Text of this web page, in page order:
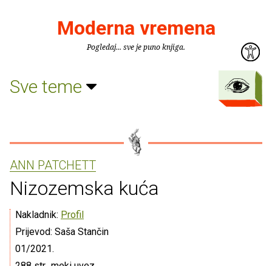
Moderna vremena
Pogledaj... sve je puno knjiga.
Sve teme
ANN PATCHETT
Nizozemska kuća
Nakladnik: Profil
Prijevod: Saša Stančin
01/2021.